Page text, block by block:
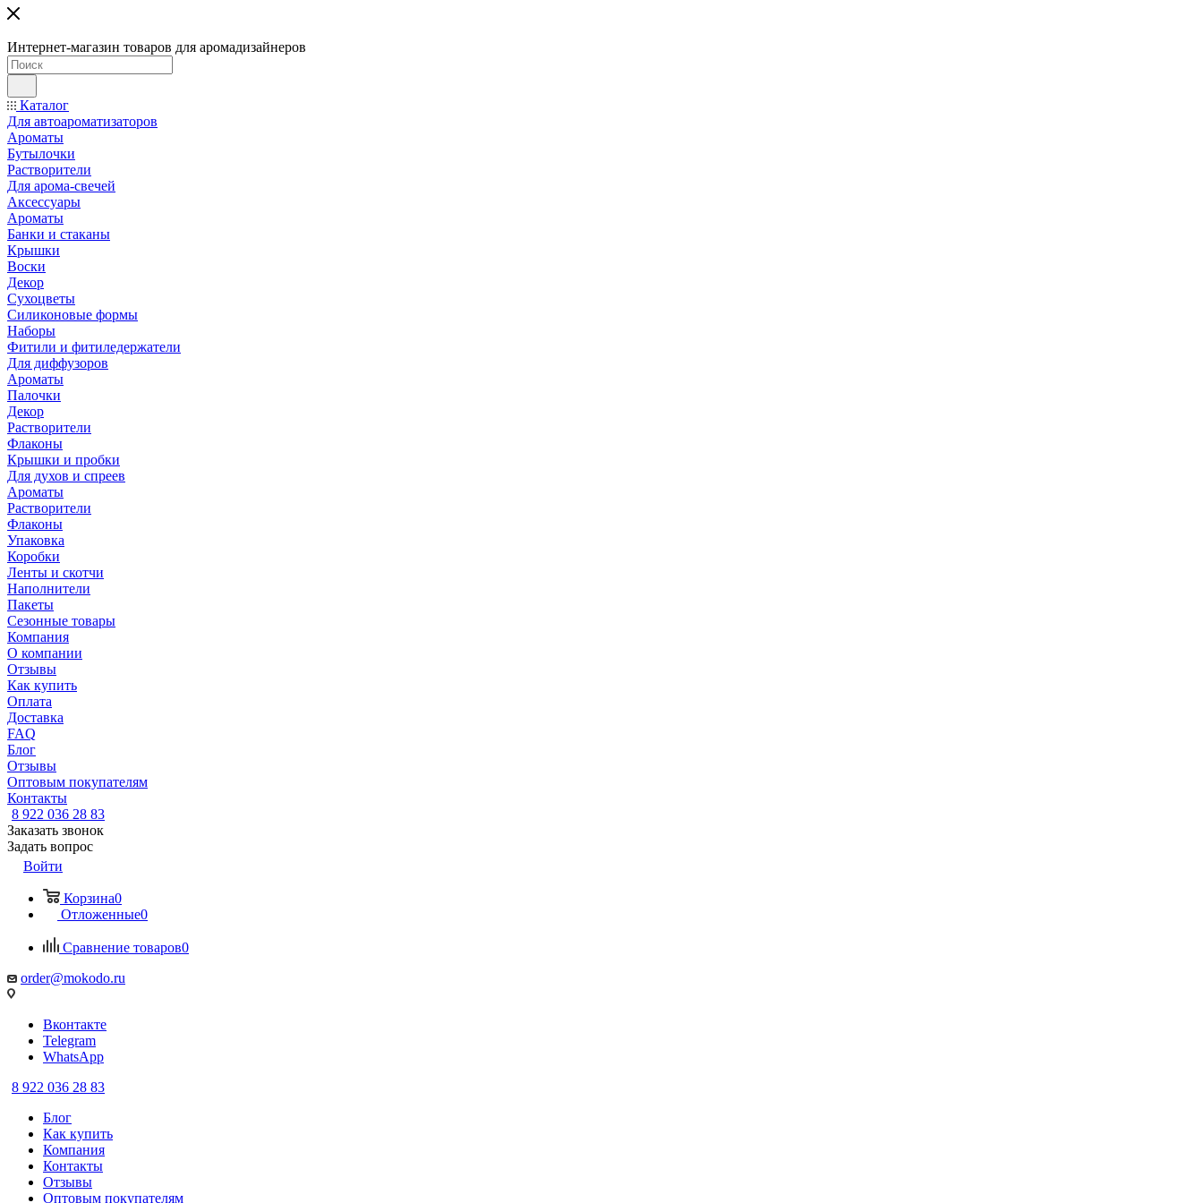
Интернет-магазин товаров для аромадизайнеров
Каталог
Для автоароматизаторов
Ароматы
Бутылочки
Растворители
Для арома-свечей
Аксессуары
Ароматы
Банки и стаканы
Крышки
Воски
Декор
Сухоцветы
Силиконовые формы
Наборы
Фитили и фитиледержатели
Для диффузоров
Ароматы
Палочки
Декор
Растворители
Флаконы
Крышки и пробки
Для духов и спреев
Ароматы
Растворители
Флаконы
Упаковка
Коробки
Ленты и скотчи
Наполнители
Пакеты
Сезонные товары
Компания
О компании
Отзывы
Как купить
Оплата
Доставка
FAQ
Блог
Отзывы
Оптовым покупателям
Контакты
8 922 036 28 83
Заказать звонок
Задать вопрос
Войти
Корзина0
Отложенные0
Сравнение товаров0
order@mokodo.ru
Вконтакте
Telegram
WhatsApp
8 922 036 28 83
Блог
Как купить
Компания
Контакты
Отзывы
Оптовым покупателям